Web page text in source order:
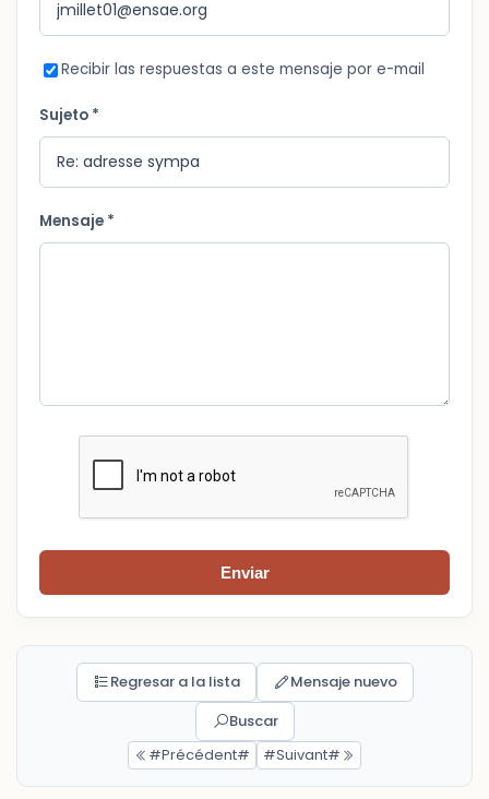
Recibir las respuestas a este mensaje por e-mail
Sujeto *
Mensaje *
Enviar
Regresar a la lista
Mensaje nuevo
Buscar
#Précédent#
#Suivant#